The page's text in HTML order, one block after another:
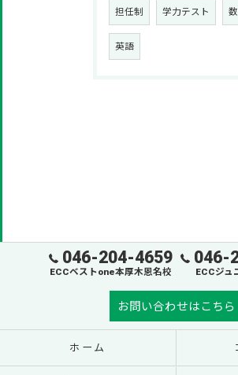
担任制 学力テスト
英語
046-204-4659
ECCベストone本厚木恩名校
046-
ECCジュ
お問い合わせはこちら
ホーム